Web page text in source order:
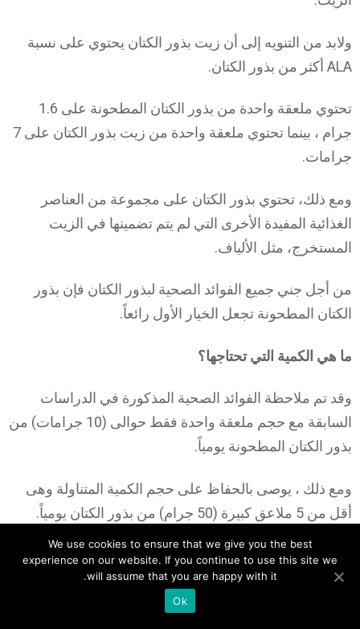
ولابد من التنويه إلى أن زيت بذور الكتان يحتوي على نسبة
ALA أكثر من بذور الكتان.
تحتوي ملعقة واحدة من بذور الكتان المطحونة على 1.6
جرام ، بينما تحتوي ملعقة واحدة من زيت بذور الكتان على 7
جرامات.
ومع ذلك، تحتوي بذور الكتان على مجموعة من العناصر
الغذائية المفيدة الأخرى التي لم يتم تضمينها في الزيت
المستخرج، مثل الألياف.
من أجل جني جميع الفوائد الصحية لبذور الكتان فإن بذور
الكتان المطحونة تجعل الخيار الأول رائعاً.
ما هي الكمية التي تحتاجها؟
وقد تم ملاحظة الفوائد الصحية المذكورة في الدراسات
السابقة مع حجم ملعقة واحدة فقط حوالى (10 جرامات) من
بذور الكتان المطحونة يومياً.
ومع ذلك ، يوصى بالحفاظ على حجم الكمية المتناولة وهى
أقل من 5 ملاعق كبيرة (50 جرام) من بذور الكتان يومياً.
ملخص :
توفر بذور الكتان المطحون أعظم الفوائد الصحية.
We use cookies to ensure that we give you the best
experience on our website. If you continue to use this site we
will assume that you are happy with it.
Ok